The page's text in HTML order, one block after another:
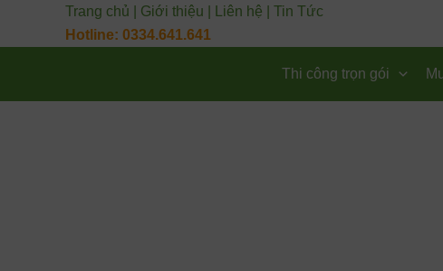
Trang chủ Giới thiệu Liên hệ
Tin Tức
Hotline: 0334.641.641
Thi công trọn gói